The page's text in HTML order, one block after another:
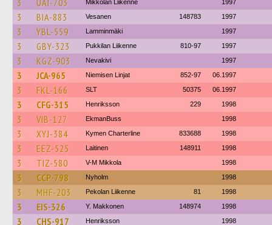
3 UAI-703 Mikkolan Liikenne 1997
3 BIA-883 Vesanen 148783 1997
3 YBL-559 Lamminmäki 1997
3 GBY-323 Pukkilan Liikenne 810-97 1997
3 KGZ-903 Nevakivi 1997
3 JCA-965 Niemisen Linjat 852-97 06.1997
3 FKL-166 SLT 50375 06.1997
3 CFG-315 Henriksson 229 1998
3 VIB-127 EkmanBuss 1998
3 XYJ-384 Kymen Charterline 833688 1998
3 EEZ-525 Laitinen 148911 1998
3 TIZ-580 V-M Mikkola 1998
3 CCP-798 Nyholm 1998
3 MHF-203 Pekolan Liikenne 81 1998
3 EIS-326 Y. Makkonen 148974 1998
3 CHS-917 Henriksson 1998